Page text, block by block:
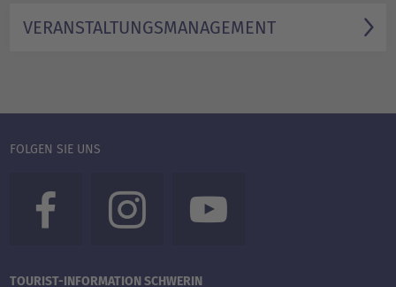
VERANSTALTUNGSMANAGEMENT
FOLGEN SIE UNS
TOURIST-INFORMATION SCHWERIN